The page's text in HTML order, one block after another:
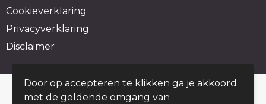
Cookieverklaring
Privacyverklaring
Disclaimer
© Copyright duurzaambedrukt.nl 2026
Door op accepteren te klikken ga je akkoord
met de geldende omgang van